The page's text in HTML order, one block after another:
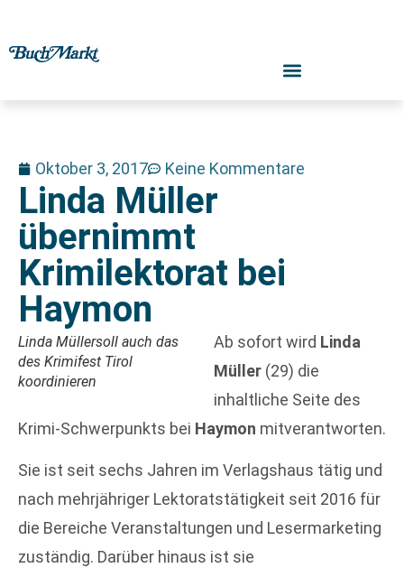
Oktober 3, 2017 Keine Kommentare
Linda Müller
übernimmt
Krimilektorat bei
Haymon
Linda Müllersoll auch das
des Krimifest Tirol
koordinieren
Ab sofort wird Linda
Müller (29) die
inhaltliche Seite des
Krimi-Schwerpunkts bei Haymon mitverantworten.
Sie ist seit sechs Jahren im Verlagshaus tätig und
nach mehrjähriger Lektoratstätigkeit seit 2016 für
die Bereiche Veranstaltungen und Lesermarketing
zuständig. Darüber hinaus ist sie